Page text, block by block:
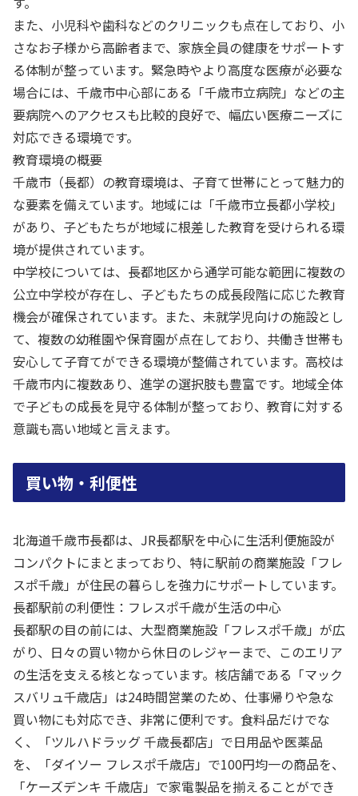
また、小児科や歯科などのクリニックも点在しており、小
さなお子様から高齢者まで、家族全員の健康をサポートす
る体制が整っています。緊急時やより高度な医療が必要な
場合には、千歳市中心部にある「千歳市立病院」などの主
要病院へのアクセスも比較的良好で、幅広い医療ニーズに
対応できる環境です。
教育環境の概要
千歳市（長都）の教育環境は、子育て世帯にとって魅力的
な要素を備えています。地域には「千歳市立長都小学校」
があり、子どもたちが地域に根差した教育を受けられる環
境が提供されています。
中学校については、長都地区から通学可能な範囲に複数の
公立中学校が存在し、子どもたちの成長段階に応じた教育
機会が確保されています。また、未就学児向けの施設とし
て、複数の幼稚園や保育園が点在しており、共働き世帯も
安心して子育てができる環境が整備されています。高校は
千歳市内に複数あり、進学の選択肢も豊富です。地域全体
で子どもの成長を見守る体制が整っており、教育に対する
意識も高い地域と言えます。
買い物・利便性
北海道千歳市長都は、JR長都駅を中心に生活利便施設が
コンパクトにまとまっており、特に駅前の商業施設「フレ
スポ千歳」が住民の暮らしを強力にサポートしています。
長都駅前の利便性：フレスポ千歳が生活の中心
長都駅の目の前には、大型商業施設「フレスポ千歳」が広
がり、日々の買い物から休日のレジャーまで、このエリア
の生活を支える核となっています。核店舗である「マック
スバリュ千歳店」は24時間営業のため、仕事帰りや急な
買い物にも対応でき、非常に便利です。食料品だけでな
く、「ツルハドラッグ 千歳長都店」で日用品や医薬品
を、「ダイソー フレスポ千歳店」で100円均一の商品を、
「ケーズデンキ 千歳店」で家電製品を揃えることができ